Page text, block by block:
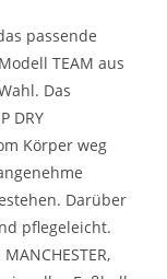
passende
TEAM aus
Das
DRY
Körper weg
Darüber
pflegeleicht.